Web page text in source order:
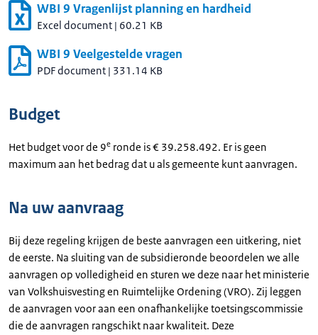
WBI 9 Vragenlijst planning en hardheid
Excel document | 60.21 KB
WBI 9 Veelgestelde vragen
PDF document | 331.14 KB
Budget
Het budget voor de 9e ronde is € 39.258.492. Er is geen
maximum aan het bedrag dat u als gemeente kunt aanvragen.
Na uw aanvraag
Bij deze regeling krijgen de beste aanvragen een uitkering, niet
de eerste. Na sluiting van de subsidieronde beoordelen we alle
aanvragen op volledigheid en sturen we deze naar het ministerie
van Volkshuisvesting en Ruimtelijke Ordening (VRO). Zij leggen
de aanvragen voor aan een onafhankelijke toetsingscommissie
die de aanvragen rangschikt naar kwaliteit. Deze